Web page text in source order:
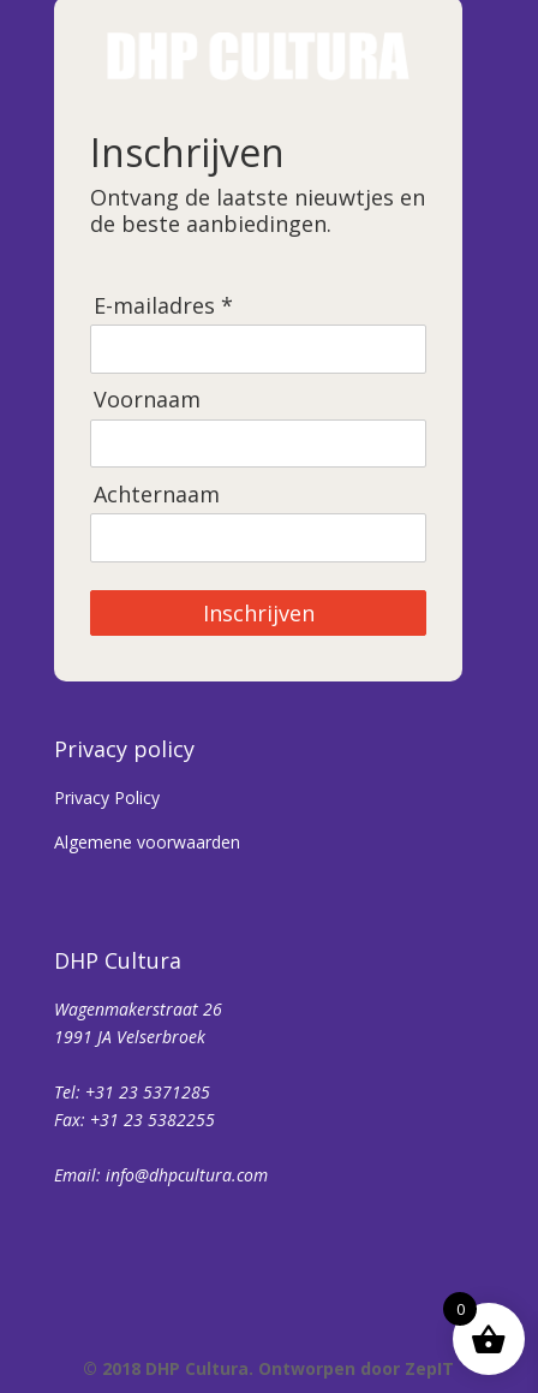
Inschrijven
Ontvang de laatste nieuwtjes en
de beste aanbiedingen.
E-mailadres *
Voornaam
Achternaam
Inschrijven
Privacy policy
Privacy Policy
Algemene voorwaarden
DHP Cultura
Wagenmakerstraat 26
1991 JA Velserbroek
Tel: +31 23 5371285
Fax: +31 23 5382255
Email: info@dhpcultura.com
© 2018 DHP Cultura. Ontworpen door ZepIT
0